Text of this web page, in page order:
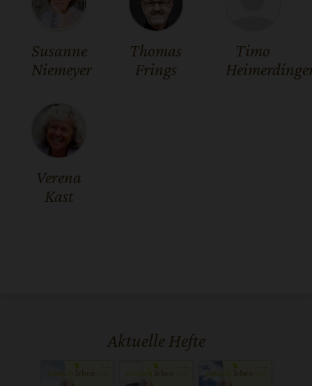
Susanne
Niemeyer
Thomas
Frings
Timo
Verena
Kast
Aktuelle Hefte